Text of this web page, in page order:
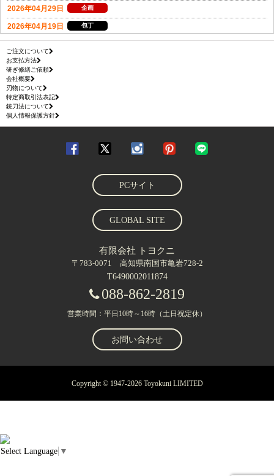
ご注文について
お支払方法
研ぎ修繕ご依頼
会社概要
刃物について
特定商取引法表記
銃刀法について
個人情報保護方針
PCサイト
GLOBAL SITE
有限会社 トヨクニ
〒783-0071 高知県南国市亀岩728-2
T6490002011874
088-862-2819
営業時間：平日10時～16時（土日祝定休）
お問い合わせ
Copyright © 1947-2026 Toyokuni LIMITED
Select Language ▼